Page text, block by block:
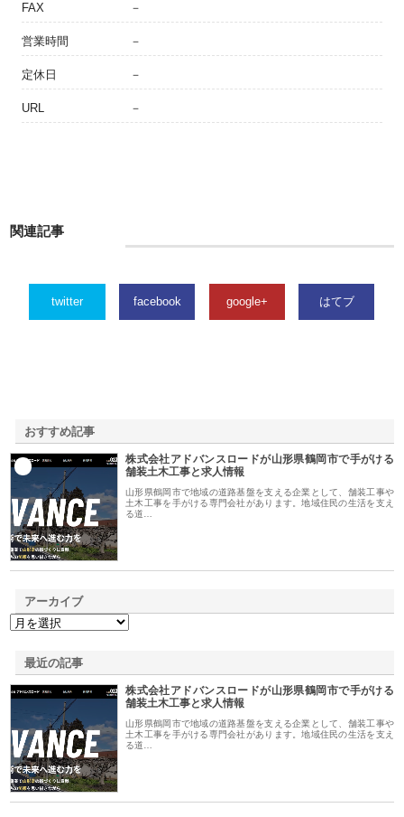
FAX －
営業時間 －
定休日 －
URL －
関連記事
twitter facebook google+ はてブ
おすすめ記事
株式会社アドバンスロードが山形県鶴岡市で手がける
舗装土木工事と求人情報
山形県鶴岡市で地域の道路基盤を支える企業として、舗装工事や
土木工事を手がける専門会社があります。地域住民の生活を支え
る道…
アーカイブ
最近の記事
株式会社アドバンスロードが山形県鶴岡市で手がける
舗装土木工事と求人情報
山形県鶴岡市で地域の道路基盤を支える企業として、舗装工事や
土木工事を手がける専門会社があります。地域住民の生活を支え
る道…